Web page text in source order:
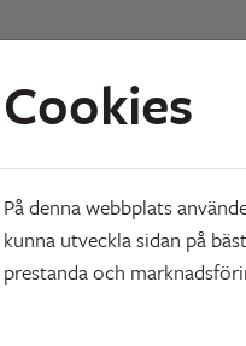
Hem Ledigt just nu
Sjungande
Cookies
På denna webbplats
kunna utveckla sidan på
prestanda och